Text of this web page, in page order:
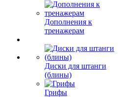
Дополнения к
тренажерам
Диски для штанги
(блины)
Грифы